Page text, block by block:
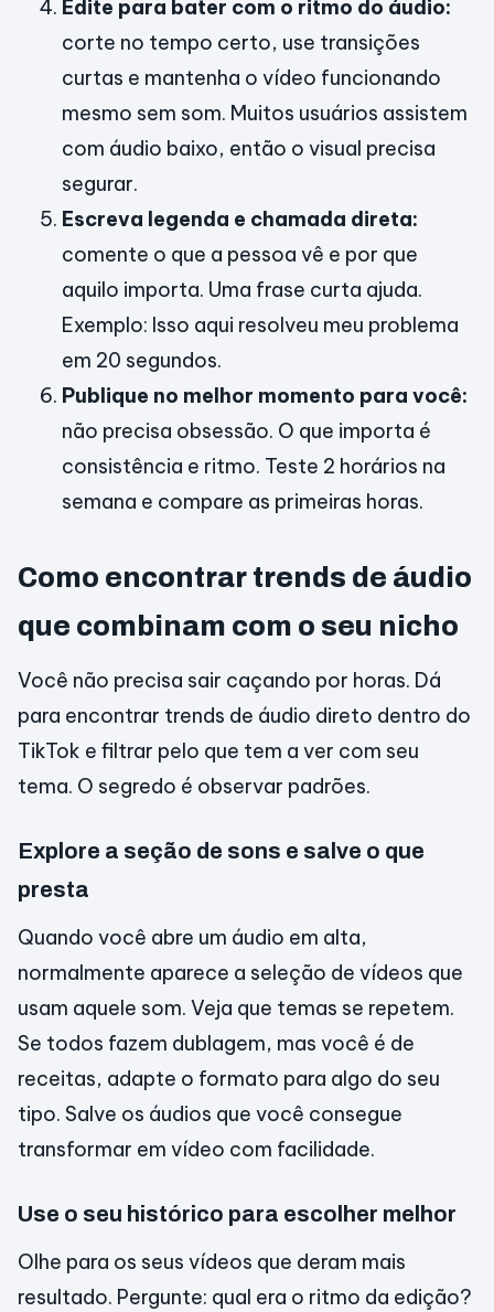
Edite para bater com o ritmo do áudio:
corte no tempo certo, use transições
curtas e mantenha o vídeo funcionando
mesmo sem som. Muitos usuários assistem
com áudio baixo, então o visual precisa
segurar.
Escreva legenda e chamada direta:
comente o que a pessoa vê e por que
aquilo importa. Uma frase curta ajuda.
Exemplo: Isso aqui resolveu meu problema
em 20 segundos.
Publique no melhor momento para você:
não precisa obsessão. O que importa é
consistência e ritmo. Teste 2 horários na
semana e compare as primeiras horas.
Como encontrar trends de áudio
que combinam com o seu nicho
Você não precisa sair caçando por horas. Dá
para encontrar trends de áudio direto dentro do
TikTok e filtrar pelo que tem a ver com seu
tema. O segredo é observar padrões.
Explore a seção de sons e salve o que
presta
Quando você abre um áudio em alta,
normalmente aparece a seleção de vídeos que
usam aquele som. Veja que temas se repetem.
Se todos fazem dublagem, mas você é de
receitas, adapte o formato para algo do seu
tipo. Salve os áudios que você consegue
transformar em vídeo com facilidade.
Use o seu histórico para escolher melhor
Olhe para os seus vídeos que deram mais
resultado. Pergunte: qual era o ritmo da edição?